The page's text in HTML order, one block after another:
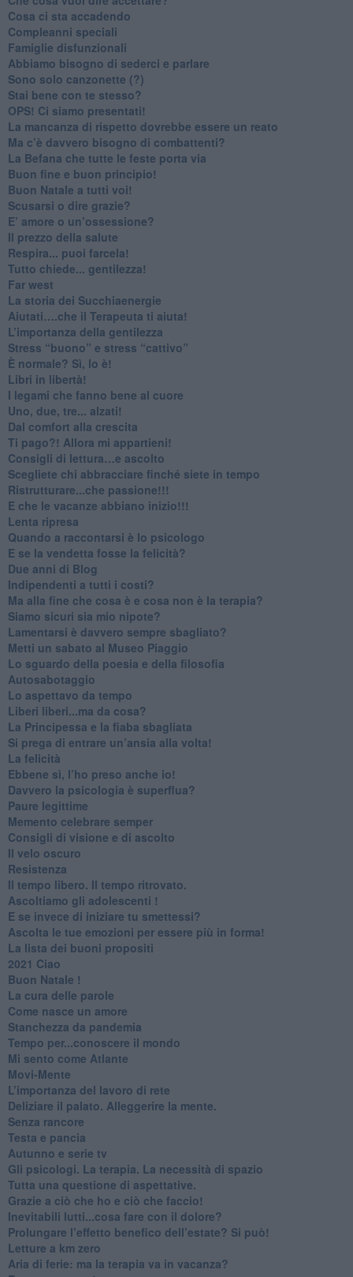
​Cosa ci sta accadendo
​Compleanni speciali
​Famiglie disfunzionali
​Abbiamo bisogno di sederci e parlare
Sono solo canzonette (?)
​Stai bene con te stesso?
​OPS! Ci siamo presentati!
​La mancanza di rispetto dovrebbe essere un reato
​Ma c’è davvero bisogno di combattenti?
​La Befana che tutte le feste porta via
Buon fine e buon principio!
​Buon Natale a tutti voi!
​Scusarsi o dire grazie?
​E’ amore o un’ossessione?
​Il prezzo della salute
​Respira... puoi farcela!
​Tutto chiede... gentilezza!
​Far west
​La storia dei Succhiaenergie
​Aiutati….che il Terapeuta ti aiuta!
​L’importanza della gentilezza
​Stress “buono” e stress “cattivo”
​È normale? Sì, lo è!
​Libri in libertà!
​I legami che fanno bene al cuore
Uno, due, tre... alzati!​
​Dal comfort alla crescita
​Ti pago?! Allora mi appartieni!​
​Consigli di lettura…e ascolto
​Scegliete chi abbracciare finché siete in tempo
​Ristrutturare...che passione!!!
​E che le vacanze abbiano inizio!!!
​Lenta ripresa
​Quando a raccontarsi è lo psicologo
​E se la vendetta fosse la felicità?
​Due anni di Blog
​Indipendenti a tutti i costi?
​Ma alla fine che cosa è e cosa non è la terapia?
​Siamo sicuri sia mio nipote?
​Lamentarsi è davvero sempre sbagliato?
​Metti un sabato al Museo Piaggio
​Lo sguardo della poesia e della filosofia
Autosabotaggio
​Lo aspettavo da tempo
​Liberi liberi...ma da cosa?
​La Principessa e la fiaba sbagliata
Si prega di entrare un’ansia alla volta!
​La felicità
​Ebbene sì, l’ho preso anche io!
​Davvero la psicologia è superflua?
Paure legittime
​Memento celebrare semper
​Consigli di visione e di ascolto
​Il velo oscuro
Resistenza
​Il tempo libero. Il tempo ritrovato.
Ascoltiamo gli adolescenti !
​E se invece di iniziare tu smettessi?
​Ascolta le tue emozioni per essere più in forma!
​La lista dei buoni propositi
2021 Ciao
Buon Natale !
​La cura delle parole
​Come nasce un amore
Stanchezza da pandemia
​Tempo per...conoscere il mondo
​Mi sento come Atlante
​Movi-Mente
​L’importanza del lavoro di rete
​Deliziare il palato. Alleggerire la mente.
​Senza rancore
​Testa e pancia
​Autunno e serie tv
​Gli psicologi. La terapia. La necessità di spazio
​Tutta una questione di aspettative.
​Grazie a ciò che ho e ciò che faccio!
​Inevitabili lutti...cosa fare con il dolore?
Prolungare l’effetto benefico dell’estate? Si può!
​Letture a km zero
​Aria di ferie: ma la terapia va in vacanza?